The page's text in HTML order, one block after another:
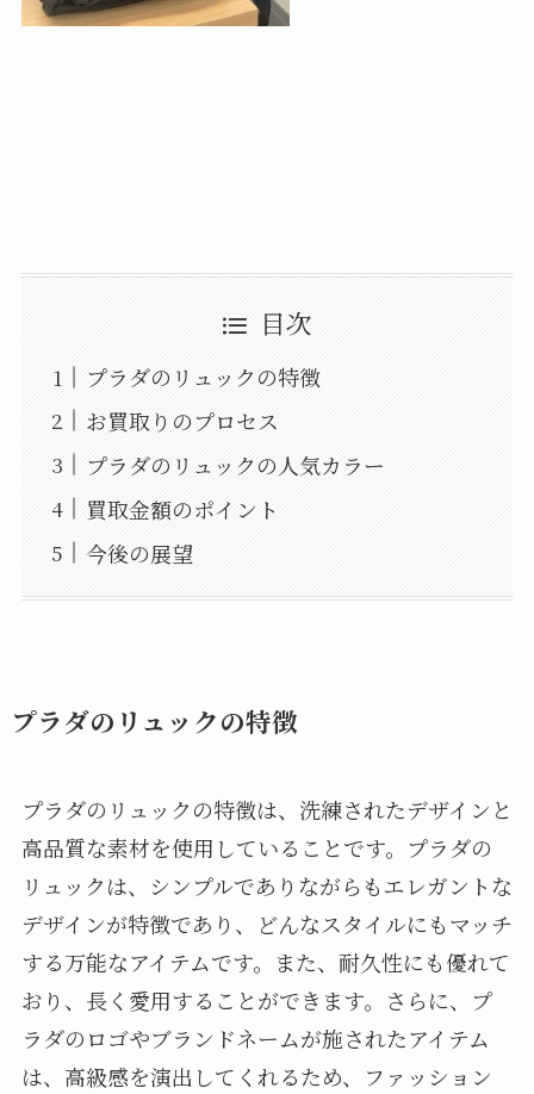
目次
プラダのリュックの特徴
お買取りのプロセス
プラダのリュックの人気カラー
買取金額のポイント
今後の展望
プラダのリュックの特徴
プラダのリュックの特徴は、洗練されたデザインと
高品質な素材を使用していることです。プラダの
リュックは、シンプルでありながらもエレガントな
デザインが特徴であり、どんなスタイルにもマッチ
する万能なアイテムです。また、耐久性にも優れて
おり、長く愛用することができます。さらに、プ
ラダのロゴやブランドネームが施されたアイテム
は、高級感を演出してくれるため、ファッション